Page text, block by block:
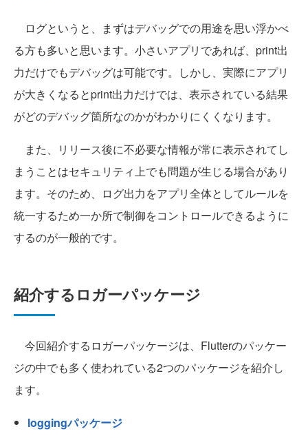
ログというと、まずはデバッグでの用途を思い浮かべ
る方も多いと思います。小さいアプリであれば、print出
力だけでもデバッグは可能です。しかし、実際にアプリ
が大きくなるとprint出力だけでは、表示されている結果
がどのデバッグ箇所なのかがわかりにくくなります。
また、リリース後に不必要な情報が常に表示されてし
まうことはセキュリティ上でも問題が生じる場合があり
ます。そのため、ログ出力をアプリ全体としてルールを
統一するため一か所で制御をコントロールできるように
するのが一般的です。
紹介するロガーパッケージ
今回紹介するロガーパッケージは、Flutterのパッケー
ジの中でも多く使われている2つのパッケージを紹介し
ます。
loggingパッケージ